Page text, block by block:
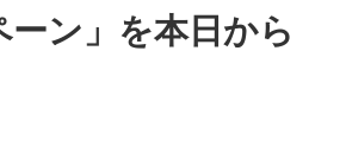
ーン」を本日から